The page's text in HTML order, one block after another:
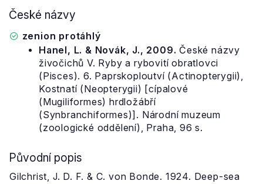
České názvy
zenion protáhlý
Hanel, L. & Novák, J., 2009. České názvy
živočichů V. Ryby a rybovití obratlovci
(Pisces). 6. Paprskoploutví (Actinopterygii),
Kostnatí (Neopterygii) [cípalové
(Mugiliformes) hrdložábří
(Synbranchiformes)]. Národní muzeum
(zoologické oddělení), Praha, 96 s.
Původní popis
Gilchrist, J. D. F. & C. von Bonde. 1924. Deep-sea